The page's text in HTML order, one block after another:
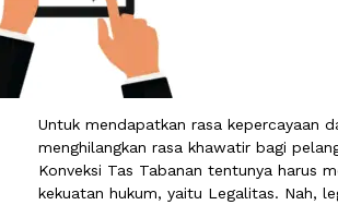
Untuk mendapatkan rasa kepercayaan
menghilangkan rasa khawatir bagi
Konveksi Tas Tabanan tentunya harus
kekuatan hukum, yaitu Legalitas. Nah,